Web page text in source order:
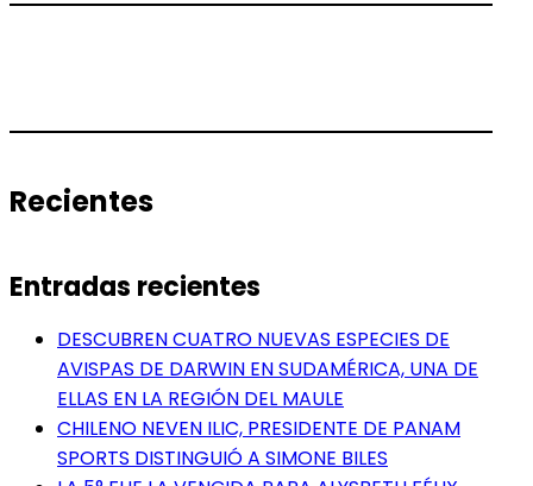
Recientes
Entradas recientes
DESCUBREN CUATRO NUEVAS ESPECIES DE
AVISPAS DE DARWIN EN SUDAMÉRICA, UNA DE
ELLAS EN LA REGIÓN DEL MAULE
CHILENO NEVEN ILIC, PRESIDENTE DE PANAM
SPORTS DISTINGUIÓ A SIMONE BILES